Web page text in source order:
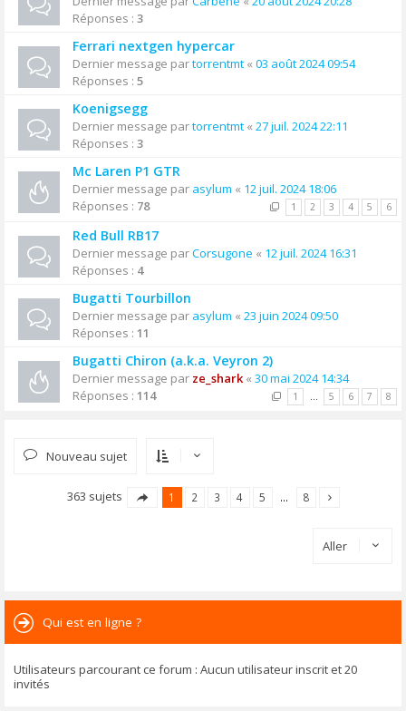
Réponses : 3
Ferrari nextgen hypercar
Dernier message partorrentmt « 03 août 2024 09:54
Réponses : 5
Koenigsegg
Dernier message partorrentmt « 27 juil. 2024 22:11
Réponses : 3
Mc Laren P1 GTR
Dernier message par asylum « 12 juil. 2024 18:06
Réponses : 78 1 2 3 4 5 6
Red Bull RB17
Dernier message parCorsugone « 12 juil. 2024 16:31
Réponses : 4
Bugatti Tourbillon
Dernier message par asylum « 23 juin 2024 09:50
Réponses : 11
Bugatti Chiron (a.k.a. Veyron 2)
Dernier message par ze_shark« 30 mai 2024 14:34
Réponses : 114 1 … 5 6 7 8
Nouveau sujet
363 sujets 1 2 3 4 5 … 8
Aller
Qui est en ligne ?
Utilisateurs parcourant ce forum : Aucun utilisateur inscrit et 20
invités